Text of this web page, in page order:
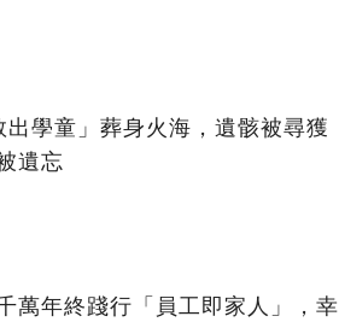
學童」葬身火海，遺骸被尋獲
遺忘
萬年終踐行「員工即家人」，幸